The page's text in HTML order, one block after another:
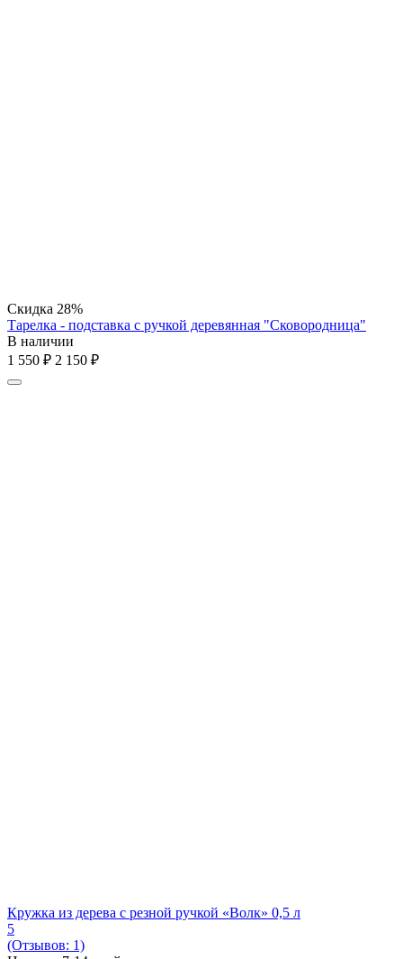
Скидка 28%
Тарелка - подставка с ручкой деревянная "Сковородница"
В наличии
1 550 ₽ 2 150 ₽
Кружка из дерева с резной ручкой «Волк» 0,5 л
5
(Отзывов: 1)